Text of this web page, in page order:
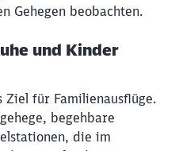
Gehegen beobachten.
und Kinder
für Familienausflüge.
begehbare
die im